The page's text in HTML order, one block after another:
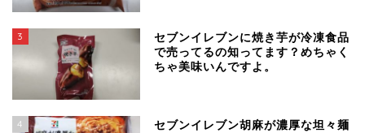
3
セブンイレブンに焼き芋が冷凍食品
で売ってるの知ってます？めちゃく
ちゃ美味いんですよ。
4
セブンイレブン胡麻が濃厚な坦々麺